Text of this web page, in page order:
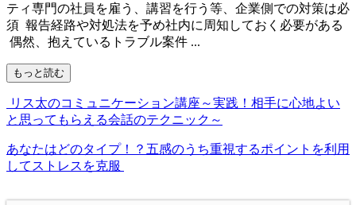
ティ専門の社員を雇う、講習を行う等、企業側での対策は必
須 報告経路や対処法を予め社内に周知しておく必要がある
偶然、抱えているトラブル案件 ...
もっと読む
リス太のコミュニケーション講座～実践！相手に心地よい
と思ってもらえる会話のテクニック～
あなたはどのタイプ！？五感のうち重視するポイントを利用
してストレスを克服